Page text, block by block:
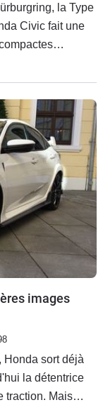
la Type
Civic fait une
plus
force ? C'est ce
le volant à
tchèque.
images
Honda sort déjà
la détentrice
traction. Mais